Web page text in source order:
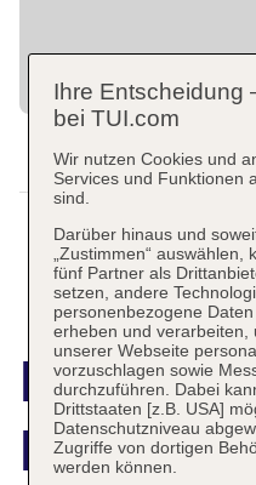
Hotel
Ihre Entscheidung
bei TUI.com
Wir nutzen Cookies und
Services und Funktionen
sind.
Darüber hinaus und
„Zustimmen“ auswählen,
fünf Partner als
setzen, andere
personenbezogene
erheben und verarbeiten,
unserer Webseite
vorzuschlagen sowie
durchzuführen. Dabei
Drittstaaten [z.B. USA]
Datenschutzniveau
Zugriffe von dortigen
werden können.